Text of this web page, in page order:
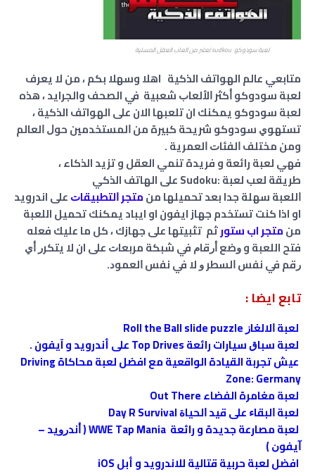
لعبة سودوكو sudkou تعتبر من العاب العقل المسلية
متابعي عالم الهواتف الذكية اهلا وسهلا بكم ، ‏من لا يعرف
لعبة سودوكو ﺃﻛﺜﺮ ﺍﻷﻟﻌﺎﺏ ﺷﻌﺒﻴﺔ في الصحف والجرايد ، هذه
لعبة سودوكو يمكنك ان تلعبها الان على الهواتف الذكية ،
ﺗﺴﺘﻬﻮﻱ سودوكو ﺷﺮﻳﺤﺔ كبيرة ﻣﻦ ﺍﻟﻤﺴﺘﺨﺪﻣﻴﻦ ﺣﻮﻝ ﺍﻟﻌﺎﻟﻢ
ومن ﻣﺨﺘﻠﻒ ﺍﻟﻔﺌﺎﺕ ﺍﻟﻌﻤﺮﻳﺔ .
فهي لعبة رائعة و فريدة تنمي العقل و تزيد الذكاء ،
ﻃﺮﻳﻘﺔ ﻟﻌﺐ ﻟﻌﺒﺔ :Sudoku على الهاتف الذكي
ﺍﻟﻠﻌﺒﺔ سهلة جدا بعد ﺗﺤﻤﻴﻠﻬﺎ ﻣﻦﻣﺘﺠﺮ ﺍﻟﺘﻄﺒﻴﻘﺎﺕعلى اندرويد
او اذا كنت تستخدم جهاز ايفون او ايباد يمكنك تحميل اللعبة
منمتجر اب ستورثم تثبيتها على جهازك ، كل ما عليك فعله
فتح اللعبة و ﻭﺿﻊ ﺃﺭﻗﺎﻡ ﻓﻲ ﺷﺒﻜﺔ ﻣﺮﺑﻌﺎﺕ على ان ﻻ ﻳﺘﻜﺮﺭ ﺃﻱ
ﺭﻗﻢ ﻓﻲ ﻧﻔﺲ ﺍﻟﺴﻄﺮ ﻭ ﻻ ﻓﻲ ﻧﻔﺲ ﺍﻟﻌﻤﻮﺩ.
تابع ايضا :
ﻟﻌﺒﺔ ﺍﻻﻟﻐﺎﺯ Roll the Ball slide puzzle
ﻟﻌﺒﺔ ﺳﺒﺎﻕ سيارات رائعة Top Drives على أندرويد و آيفون .
عيش تجربة القيادة الواقعية مع افضل لعبة محاكاة Driving
Zone: Germany
لعبة مغامرة الفضاء Out There
لعبة ﺍﻟﺒﻘﺎﺀ ﻋﻠﻰ ﻗﻴﺪ ﺍﻟﺤﻴﺎﺓ Day R Survival
ﻟﻌﺒﺔ مصارعة جديدة و رائعة WWE Tap Mania ( ﺃﻧﺪﺭﻭﻳﺪ –
ﺁﻳﻔﻮﻥ ‏)
افضل لعبة حربية قتالية للاندرويد و أبل iOS